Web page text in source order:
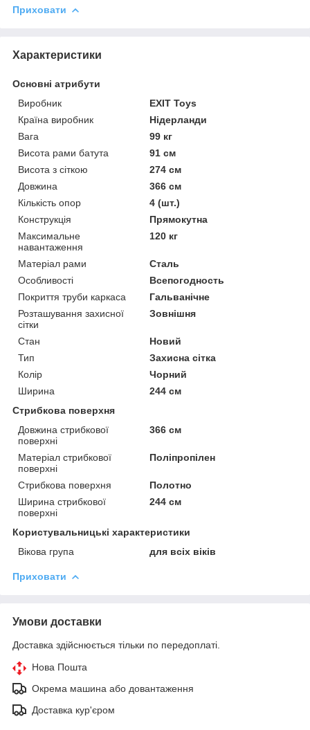
Приховати
Характеристики
Основні атрибути
Виробник
EXIT Toys
Країна виробник
Нідерланди
Вага
99 кг
Висота рами батута
91 см
Висота з сіткою
274 см
Довжина
366 см
Кількість опор
4 (шт.)
Конструкція
Прямокутна
Максимальне
навантаження
120 кг
Матеріал рами
Сталь
Особливості
Всепогодность
Покриття труби каркаса
Гальванічне
Розташування захисної
сітки
Зовнішня
Стан
Новий
Тип
Захисна сітка
Колір
Чорний
Ширина
244 см
Стрибкова поверхня
Довжина стрибкової
поверхні
366 см
Матеріал стрибкової
поверхні
Поліпропілен
Стрибкова поверхня
Полотно
Ширина стрибкової
поверхні
244 см
Користувальницькі характеристики
Вікова група
для всіх віків
Приховати
Умови доставки
Доставка здійснюється тільки по передоплаті.
Нова Пошта
Окрема машина або довантаження
Доставка кур'єром